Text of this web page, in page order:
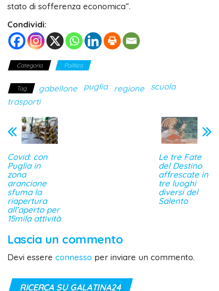
stato di sofferenza economica”.
Condividi:
Categoria Politica
Tag gabellone puglia regione
scuola
trasporti
Covid: con
Puglia in
zona
arancione
sfuma la
riapertura
all’aperto per
15mila attività
Le tre Fate
del Destino
affrescate in
tre luoghi
diversi del
Salento
Lascia un commento
Devi essere connesso per inviare un commento.
RICERCA SU GALATINA24